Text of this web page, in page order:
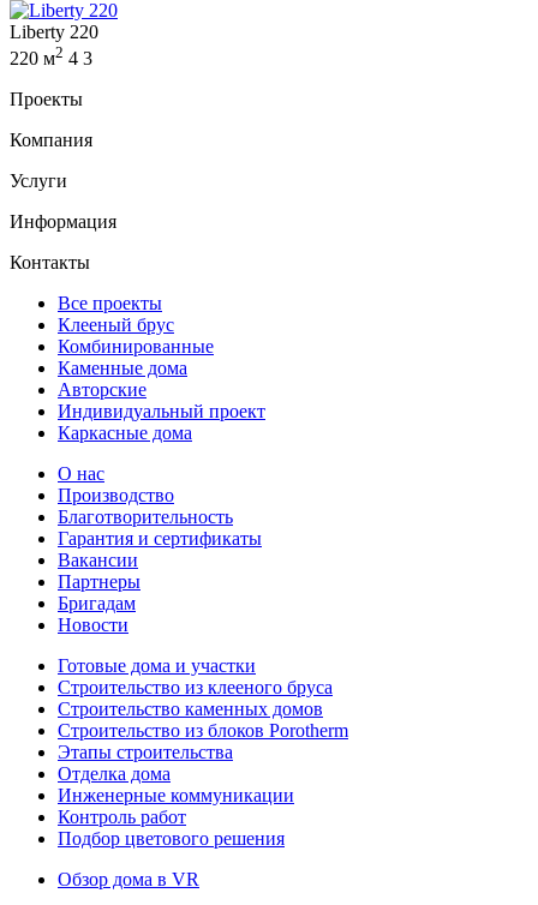
Liberty 220
220 м2 4 3
Проекты
Компания
Услуги
Информация
Контакты
Все проекты
Клееный брус
Комбинированные
Каменные дома
Авторские
Индивидуальный проект
Каркасные дома
О нас
Производство
Благотворительность
Гарантия и сертификаты
Вакансии
Партнеры
Бригадам
Новости
Готовые дома и участки
Строительство из клееного бруса
Строительство каменных домов
Строительство из блоков Porotherm
Этапы строительства
Отделка дома
Инженерные коммуникации
Контроль работ
Подбор цветового решения
Обзор дома в VR